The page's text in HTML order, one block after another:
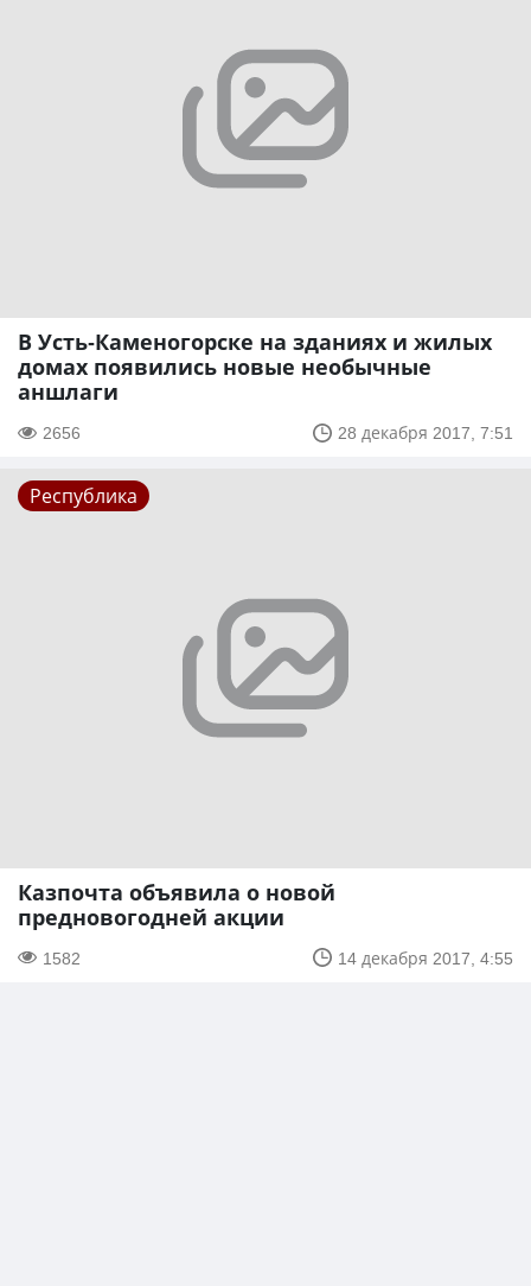
В Усть-Каменогорске на зданиях и жилых
домах появились новые необычные
аншлаги
2656 28 декабря 2017, 7:51
Республика
Казпочта объявила о новой
предновогодней акции
1582 14 декабря 2017, 4:55